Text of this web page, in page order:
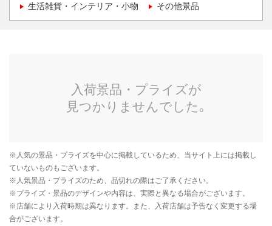
生活雑貨・インテリア・小物 その他景品